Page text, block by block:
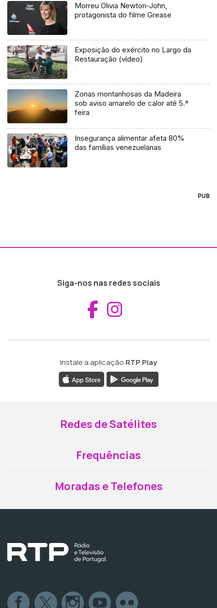
Morreu Olivia Newton-John,
protagonista do filme Grease
Exposição do exército no Largo da
Restauração (vídeo)
Zonas montanhosas da Madeira
sob aviso amarelo de calor até 5.ª
feira
Insegurança alimentar afeta 80%
das famílias venezuelanas
PUB
Siga-nos nas redes sociais
Aceder ao
Instale a aplicação RTP Play
Redes de Satélites
Frequências
Moradas e Telefones